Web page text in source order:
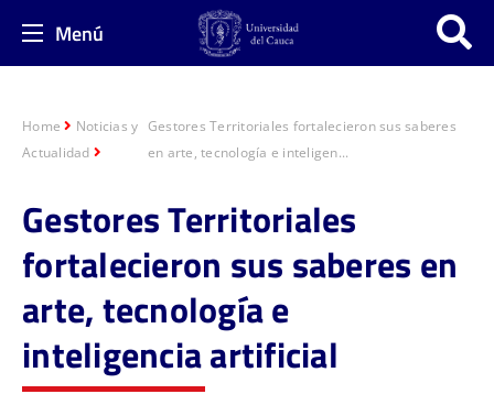
Menú
Home
Noticias y
Actualidad
Gestores Territoriales fortalecieron sus saberes
en arte, tecnología e inteligen...
Gestores Territoriales
fortalecieron sus saberes en
arte, tecnología e
inteligencia artificial